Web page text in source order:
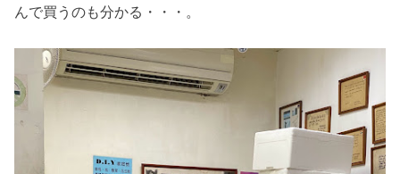
んで買うのも分かる・・・。